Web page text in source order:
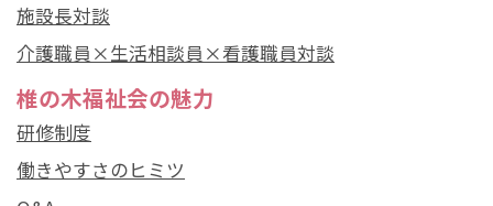
施設長対談
介護職員×生活相談員×看護職員対談
椎の木福祉会の魅力
研修制度
働きやすさのヒミツ